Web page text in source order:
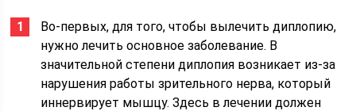
Во-первых, для того, чтобы вылечить диплопию,
нужно лечить основное заболевание. В
значительной степени диплопия возникает из-за
нарушения работы зрительного нерва, который
иннервирует мышцу. Здесь в лечении должен